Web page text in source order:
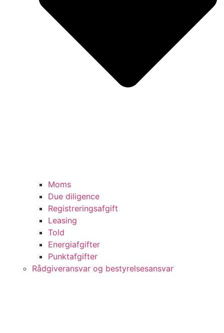
Moms
Due diligence
Registreringsafgift
Leasing
Told
Energiafgifter
Punktafgifter
Rådgiveransvar og bestyrelsesansvar